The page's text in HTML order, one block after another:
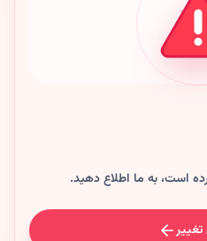
است، به ما اطلاع دهید.